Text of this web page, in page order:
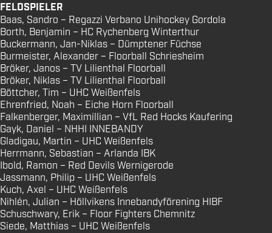
FELDSPIELER
Baas, Sandro – Regazzi Verbano Unihockey Gordola
Borth, Benjamin – HC Rychenberg Winterthur
Buckermann, Jan-Niklas – Dümptener Füchse
Burmeister, Alexander – Floorball Schriesheim
Bröker, Janos – TV Lilienthal Floorball
Bröker, Niklas – TV Lilienthal Floorball
Böttcher, Tim – UHC Weißenfels
Ehrenfried, Noah – Eiche Horn Floorball
Falkenberger, Maximillian – VfL Red Hocks Kaufering
Gayk, Daniel – NHHI INNEBANDY
Gladigau, Martin – UHC Weißenfels
Herrmann, Sebastian – Arlanda IBK
Ibold, Ramon – Red Devils Wernigerode
Jassmann, Philip – UHC Weißenfels
Kuch, Axel – UHC Weißenfels
Nihlén, Julian – Höllvikens Innebandyförening HIBF
Schuschwary, Erik – Floor Fighters Chemnitz
Siede, Matthias – UHC Weißenfels